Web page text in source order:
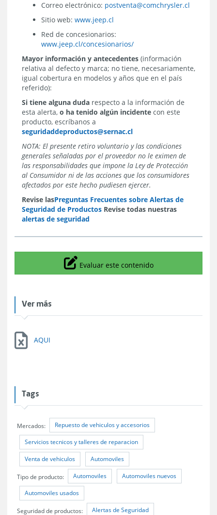
Correo electrónico: postventa@comchrysler.cl
Sitio web: www.jeep.cl
Red de concesionarios:
www.jeep.cl/concesionarios/
Mayor información y antecedentes (información
relativa al defecto y marca; no tiene, necesariamente,
igual cobertura en modelos y años que en el país
referido):
Si tiene alguna duda respecto a la información de
esta alerta, o ha tenido algún incidente con este
producto, escríbanos a
seguridaddeproductos@sernac.cl
NOTA: El presente retiro voluntario y las condiciones
generales señaladas por el proveedor no le eximen de
las responsabilidades que impone la Ley de Protección
al Consumidor ni de las acciones que los consumidores
afectados por este hecho pudiesen ejercer.
Revise lasPreguntas Frecuentes sobre Alertas de
Seguridad de Productos Revise todas nuestras
alertas de seguridad
Icono
Evaluar este contenido
Ver más
AQUI
Tags
Mercados: Repuesto de vehiculos y accesorios
Servicios tecnicos y talleres de reparacion
Venta de vehiculos Automoviles
Tipo de producto: Automoviles Automoviles nuevos
Automoviles usados
Seguridad de productos: Alertas de Seguridad